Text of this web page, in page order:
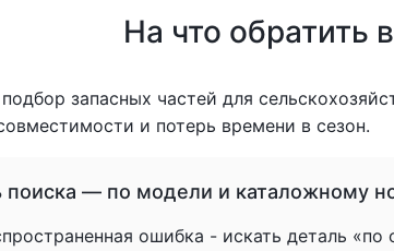
На что обратить
запасных частей для
и потерь времени в сезон.
поиска — по модели и каталожному
ошибка - искать деталь